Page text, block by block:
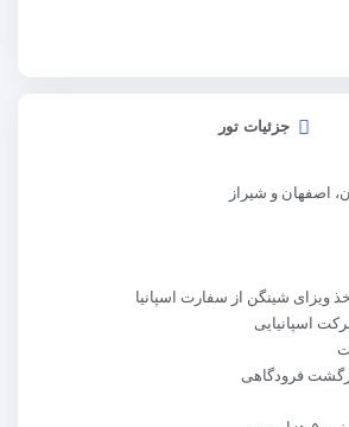
جزئیات تور
اصفهان و شیراز
ویزای شینگن از سفارت اسپانیا
اسپانیایی
فرودگاهی